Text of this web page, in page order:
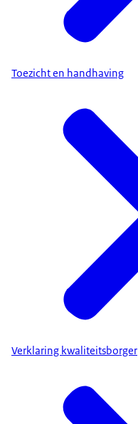
Toezicht en handhaving
Verklaring kwaliteitsborger